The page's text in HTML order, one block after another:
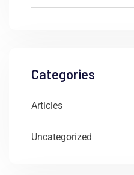
Categories
Articles
Uncategorized